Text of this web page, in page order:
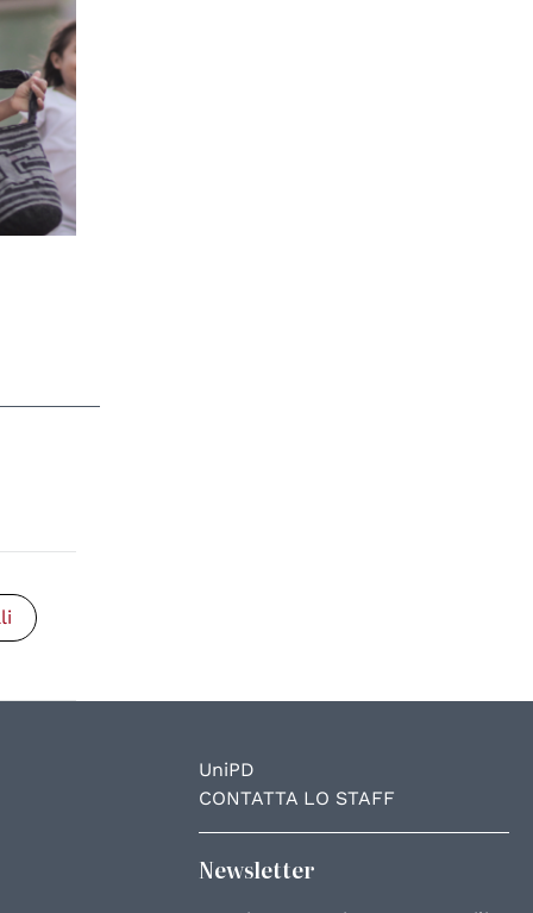
UniPD
CONTATTA LO STAFF
Newsletter